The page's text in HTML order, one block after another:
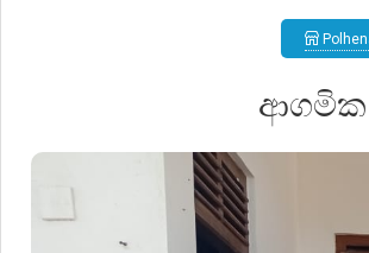
ආගමික